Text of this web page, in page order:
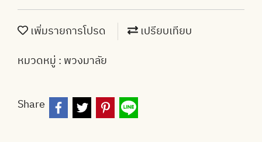
เพิ่มรายการโปรด
เปรียบเทียบ
หมวดหมู่ : พวงมาลัย
Share